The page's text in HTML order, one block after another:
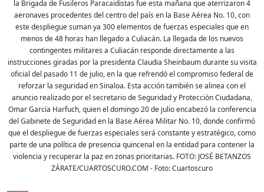
la Brigada de Fusileros Paracaidistas fue esta mañana que aterrizaron 4
aeronaves procedentes del centro del país en la Base Aérea No. 10, con
este despliegue suman ya 300 elementos de fuerzas especiales que en
menos de 48 horas han llegado a Culiacán. La llegada de los nuevos
contingentes militares a Culiacán responde directamente a las
instrucciones giradas por la presidenta Claudia Sheinbaum durante su visita
oficial del pasado 11 de julio, en la que refrendó el compromiso federal de
reforzar la seguridad en Sinaloa. Esta acción también se alinea con el
anuncio realizado por el secretario de Seguridad y Protección Ciudadana,
Omar García Harfuch, quien el domingo 20 de julio encabezó la conferencia
del Gabinete de Seguridad en la Base Aérea Militar No. 10, donde confirmó
que el despliegue de fuerzas especiales será constante y estratégico, como
parte de una política de presencia quincenal en la entidad para contener la
violencia y recuperar la paz en zonas prioritarias. FOTO: JOSÉ BETANZOS
ZÁRATE/CUARTOSCURO.COM - Foto:Cuartoscuro